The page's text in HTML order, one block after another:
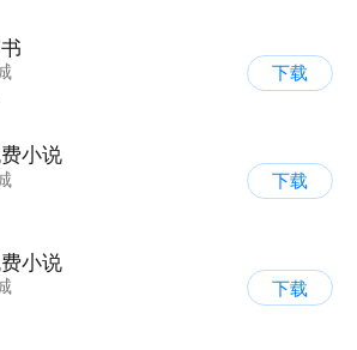
下载
小说
下载
小说
下载